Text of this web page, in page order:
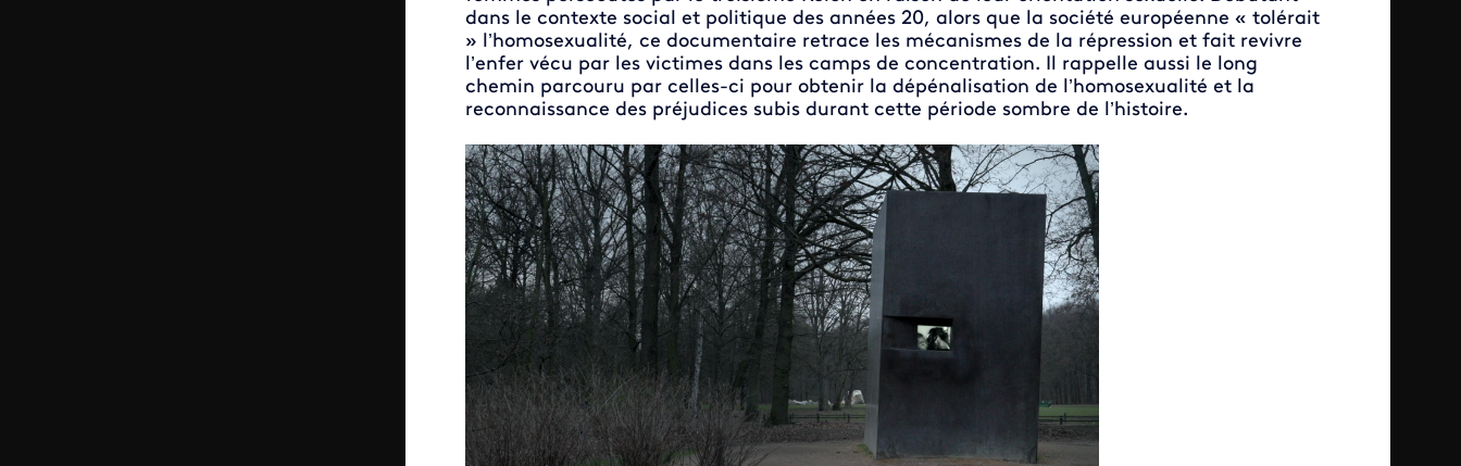
dans le contexte social et politique des années 20, alors que la société européenne « tolérait
» l’homosexualité, ce documentaire retrace les mécanismes de la répression et fait revivre
l’enfer vécu par les victimes dans les camps de concentration. Il rappelle aussi le long
chemin parcouru par celles-ci pour obtenir la dépénalisation de l’homosexualité et la
reconnaissance des préjudices subis durant cette période sombre de l’histoire.